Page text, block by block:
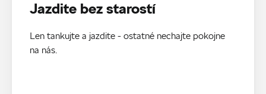
Jazdite bez starostí
Len tankujte a jazdite - ostatné nechajte pokojne
na nás.